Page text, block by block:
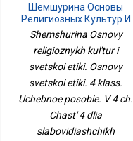
Шемшурина Основы
Религиозных Культур И
Светской Этики. Основы
Светской Этики. 4 Класс.
Учебное Пособие. В 4 Ч.
Часть 4 Для
Слабовидящих
Обучающихся
Shemshurina Osnovy
religioznykh kul'tur i
svetskoi etiki. Osnovy
svetskoi etiki. 4 klass.
Uchebnoe posobie. V 4 ch.
Chast' 4 dlia
slabovidiashchikh